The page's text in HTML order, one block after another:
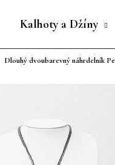
Kalhoty a Džíny
Dlouhý dvoubarevný náhrdelník